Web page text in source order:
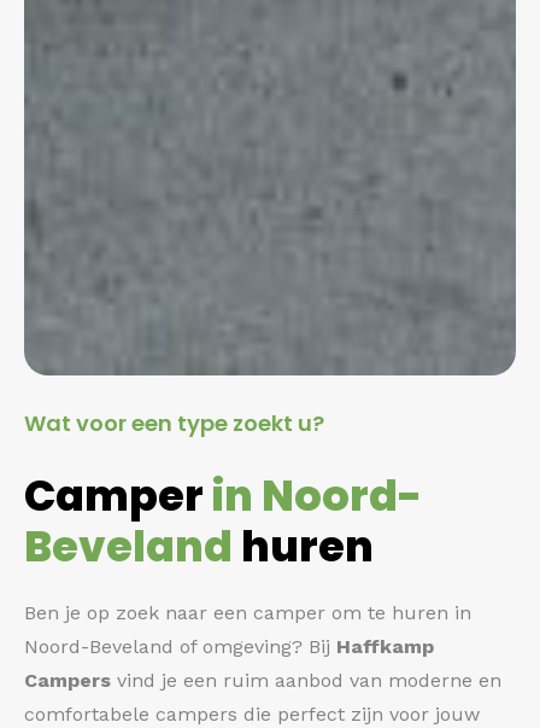
Wat voor een type zoekt u?
Camperin Noord-
Beveland huren
Ben je op zoek naar een camper om te huren in
Noord-Beveland of omgeving? Bij Haffkamp
Campers vind je een ruim aanbod van moderne en
comfortabele campers die perfect zijn voor jouw